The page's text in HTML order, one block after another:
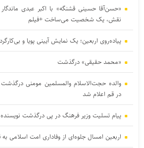
«حسن‌آقا حسینی قشنگه» با اکبر عبدی
نقش، یک شخصیت می‌ساخت +فیلم
پیاده‌روی اربعین؛ یک نمایش آیینی پویا و
«محمد حقیقی» درگذشت
والده حجت‌الاسلام والمسلمین مومنی
در قم اعلام شد
پیام تسلیت وزیر فرهنگ در پی درگذشت
اربعین امسال جلوه‌ای از وفاداری امت اسلامی